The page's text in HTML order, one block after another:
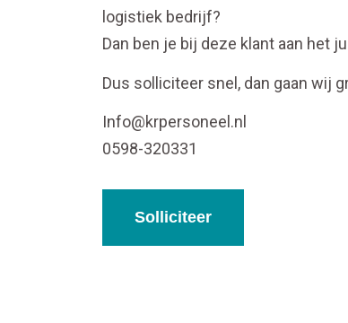
logistiek bedrijf?
Dan ben je bij deze klant aan het
Dus solliciteer snel, dan gaan wij
Info@krpersoneel.nl
0598-320331
Solliciteer